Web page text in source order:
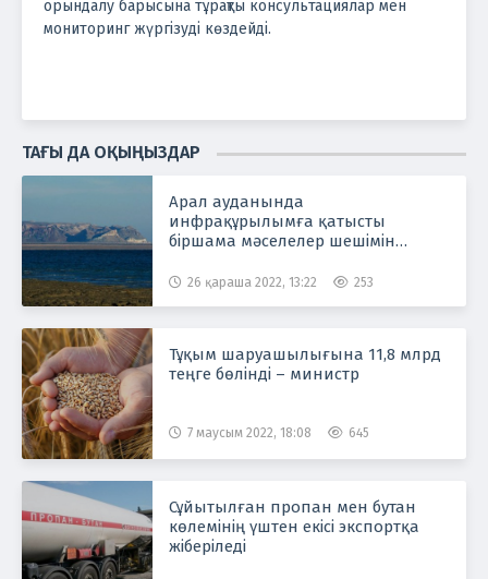
орындалу барысына тұрақты консультациялар мен
мониторинг жүргізуді көздейді.
ТАҒЫ ДА ОҚЫҢЫЗДАР
Арал ауданында
инфрақұрылымға қатысты
біршама мәселелер шешімін
26 қараша 2022, 13:22 253
Тұқым шаруашылығына 11,8 млрд
теңге бөлінді – министр
7 маусым 2022, 18:08 645
Сұйытылған пропан мен бутан
көлемінің үштен екісі экспортқа
жіберіледі